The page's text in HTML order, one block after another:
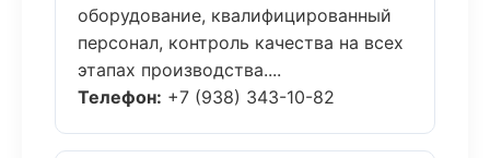
оборудование, квалифицированный
персонал, контроль качества на всех
этапах производства....
Телефон: +7 (938) 343-10-82